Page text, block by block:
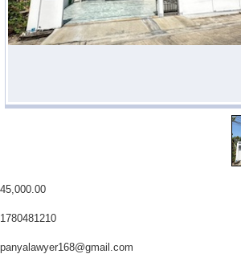
45,000.00
1780481210
panyalawyer168@gmail.com